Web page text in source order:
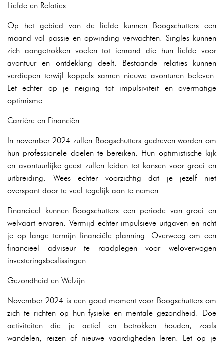
Liefde en Relaties
Op het gebied van de liefde kunnen Boogschutters een
maand vol passie en opwinding verwachten. Singles kunnen
zich aangetrokken voelen tot iemand die hun liefde voor
avontuur en ontdekking deelt. Bestaande relaties kunnen
verdiepen terwijl koppels samen nieuwe avonturen beleven.
Let echter op je neiging tot impulsiviteit en overmatige
optimisme.
Carrière en Financiën
In november 2024 zullen Boogschutters gedreven worden om
hun professionele doelen te bereiken. Hun optimistische kijk
en avontuurlijke geest zullen leiden tot kansen voor groei en
uitbreiding. Wees echter voorzichtig dat je jezelf niet
overspant door te veel tegelijk aan te nemen.
Financieel kunnen Boogschutters een periode van groei en
welvaart ervaren. Vermijd echter impulsieve uitgaven en richt
je op lange termijn financiële planning. Overweeg om een
financieel adviseur te raadplegen voor weloverwogen
investeringsbeslissingen.
Gezondheid en Welzijn
November 2024 is een goed moment voor Boogschutters om
zich te richten op hun fysieke en mentale gezondheid. Doe
activiteiten die je actief en betrokken houden, zoals
wandelen, reizen of nieuwe vaardigheden leren. Let op je